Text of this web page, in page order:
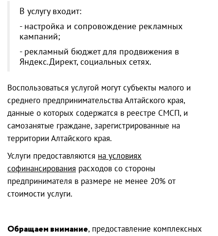
В услугу входит:
- настройка и сопровождение рекламных
кампаний;
- рекламный бюджет для продвижения в
Яндекс.Директ, социальных сетях.
Воспользоваться услугой могут субъекты малого и
среднего предпринимательства Алтайского края,
данные о которых содержатся в реестре СМСП, и
самозанятые граждане, зарегистрированные на
территории Алтайского края.
Услуги предоставляются на условиях
софинансирования расходов со стороны
предпринимателя в размере не менее 20% от
стоимости услуги.
Обращаем внимание, предоставление комплексных